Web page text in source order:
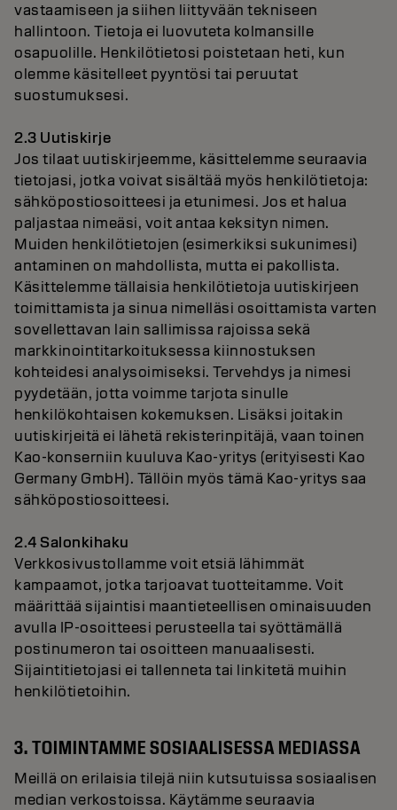
vastaamiseen ja siihen liittyvään tekniseen
hallintoon. Tietoja ei luovuteta kolmansille
osapuolille. Henkilötietosi poistetaan heti, kun
olemme käsitelleet pyyntösi tai peruutat
suostumuksesi.
2.3 Uutiskirje
Jos tilaat uutiskirjeemme, käsittelemme seuraavia
tietojasi, jotka voivat sisältää myös henkilötietoja:
sähköpostiosoitteesi ja etunimesi. Jos et halua
paljastaa nimeäsi, voit antaa keksityn nimen.
Muiden henkilötietojen (esimerkiksi sukunimesi)
antaminen on mahdollista, mutta ei pakollista.
Käsittelemme tällaisia henkilötietoja uutiskirjeen
toimittamista ja sinua nimelläsi osoittamista varten
sovellettavan lain sallimissa rajoissa sekä
markkinointitarkoituksessa kiinnostuksen
kohteidesi analysoimiseksi. Tervehdys ja nimesi
pyydetään, jotta voimme tarjota sinulle
henkilökohtaisen kokemuksen. Lisäksi joitakin
uutiskirjeitä ei lähetä rekisterinpitäjä, vaan toinen
Kao-konserniin kuuluva Kao-yritys (erityisesti Kao
Germany GmbH). Tällöin myös tämä Kao-yritys saa
sähköpostiosoitteesi.
2.4 Salonkihaku
Verkkosivustollamme voit etsiä lähimmät
kampaamot, jotka tarjoavat tuotteitamme. Voit
määrittää sijaintisi maantieteellisen ominaisuuden
avulla IP-osoitteesi perusteella tai syöttämällä
postinumeron tai osoitteen manuaalisesti.
Sijaintitietojasi ei tallenneta tai linkitetä muihin
henkilötietoihin.
3. TOIMINTAMME SOSIAALISESSA MEDIASSA
Meillä on erilaisia tilejä niin kutsutuissa sosiaalisen
median verkostoissa. Käytämme seuraavia